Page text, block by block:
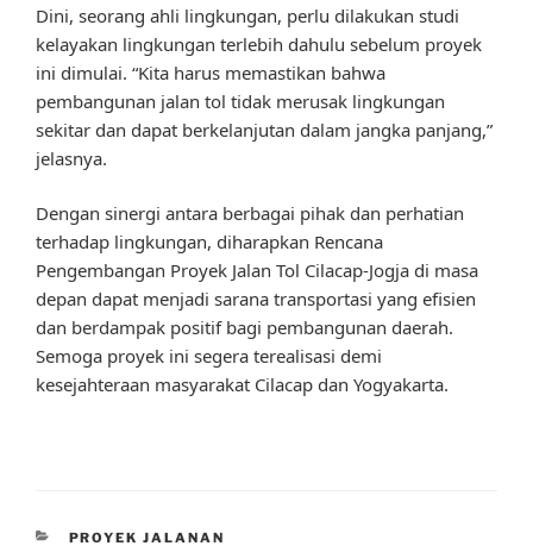
Dini, seorang ahli lingkungan, perlu dilakukan studi
kelayakan lingkungan terlebih dahulu sebelum proyek
ini dimulai. “Kita harus memastikan bahwa
pembangunan jalan tol tidak merusak lingkungan
sekitar dan dapat berkelanjutan dalam jangka panjang,”
jelasnya.
Dengan sinergi antara berbagai pihak dan perhatian
terhadap lingkungan, diharapkan Rencana
Pengembangan Proyek Jalan Tol Cilacap-Jogja di masa
depan dapat menjadi sarana transportasi yang efisien
dan berdampak positif bagi pembangunan daerah.
Semoga proyek ini segera terealisasi demi
kesejahteraan masyarakat Cilacap dan Yogyakarta.
CATEGORIES
PROYEK JALANAN